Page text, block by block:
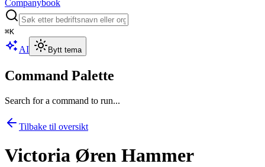
Companybook
⌘K
AI Bytt tema
Command Palette
Search for a command to run...
Tilbake til oversikt
Victoria Øren Hammer